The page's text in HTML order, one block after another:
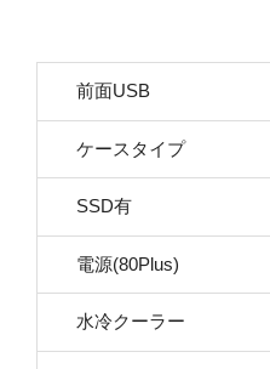
前面USB
ケースタイプ
SSD有
電源(80Plus)
水冷クーラー